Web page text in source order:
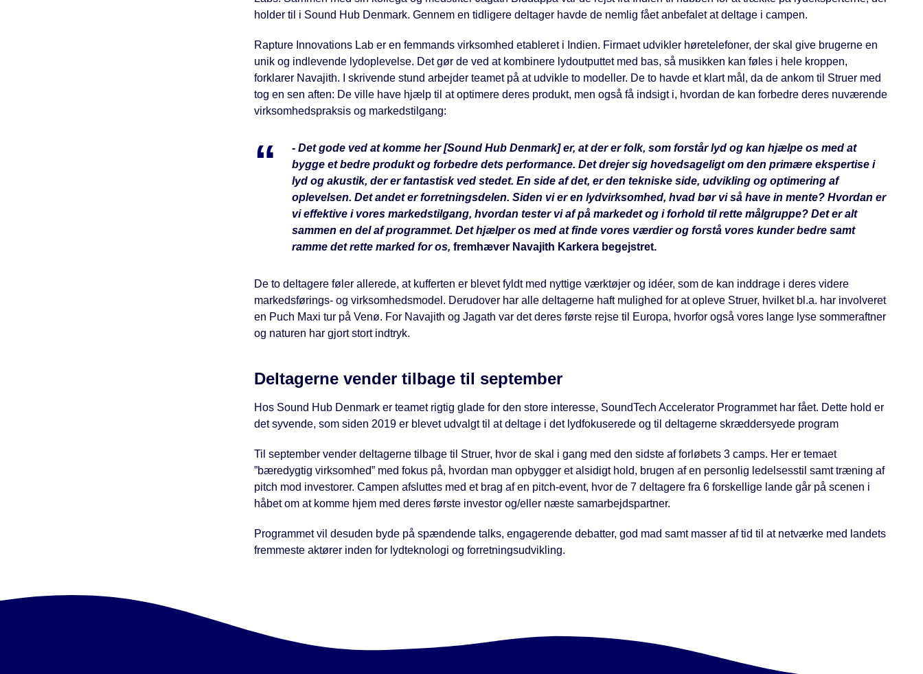
holder til i Sound Hub Denmark. Gennem en tidligere deltager havde de nemlig fået anbefalet at deltage i campen.
Rapture Innovations Lab er en femmands virksomhed etableret i Indien. Firmaet udvikler høretelefoner, der skal give brugerne en
unik og indlevende lydoplevelse. Det gør de ved at kombinere lydoutputtet med bas, så musikken kan føles i hele kroppen,
forklarer Navajith. I skrivende stund arbejder teamet på at udvikle to modeller. De to havde et klart mål, da de ankom til Struer med
tog en sen aften: De ville have hjælp til at optimere deres produkt, men også få indsigt i, hvordan de kan forbedre deres nuværende
virksomhedspraksis og markedstilgang:
- Det gode ved at komme her [Sound Hub Denmark] er, at der er folk, som forstår lyd og kan hjælpe os med at
bygge et bedre produkt og forbedre dets performance. Det drejer sig hovedsageligt om den primære ekspertise i
lyd og akustik, der er fantastisk ved stedet. En side af det, er den tekniske side, udvikling og optimering af
oplevelsen. Det andet er forretningsdelen. Siden vi er en lydvirksomhed, hvad bør vi så have in mente? Hvordan er
vi effektive i vores markedstilgang, hvordan tester vi af på markedet og i forhold til rette målgruppe? Det er alt
sammen en del af programmet. Det hjælper os med at finde vores værdier og forstå vores kunder bedre samt
ramme det rette marked for os, fremhæver Navajith Karkera begejstret.
De to deltagere føler allerede, at kufferten er blevet fyldt med nyttige værktøjer og idéer, som de kan inddrage i deres videre
markedsførings- og virksomhedsmodel. Derudover har alle deltagerne haft mulighed for at opleve Struer, hvilket bl.a. har involveret
en Puch Maxi tur på Venø. For Navajith og Jagath var det deres første rejse til Europa, hvorfor også vores lange lyse sommeraftner
og naturen har gjort stort indtryk.
Deltagerne vender tilbage til september
Hos Sound Hub Denmark er teamet rigtig glade for den store interesse, SoundTech Accelerator Programmet har fået. Dette hold er
det syvende, som siden 2019 er blevet udvalgt til at deltage i det lydfokuserede og til deltagerne skræddersyede program
Til september vender deltagerne tilbage til Struer, hvor de skal i gang med den sidste af forløbets 3 camps. Her er temaet
”bæredygtig virksomhed” med fokus på, hvordan man opbygger et alsidigt hold, brugen af en personlig ledelsesstil samt træning af
pitch mod investorer. Campen afsluttes med et brag af en pitch-event, hvor de 7 deltagere fra 6 forskellige lande går på scenen i
håbet om at komme hjem med deres første investor og/eller næste samarbejdspartner.
Programmet vil desuden byde på spændende talks, engagerende debatter, god mad samt masser af tid til at netværke med landets
fremmeste aktører inden for lydteknologi og forretningsudvikling.